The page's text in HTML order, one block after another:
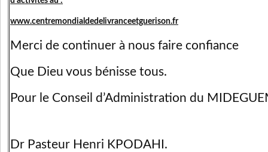
www.centremondialdedelivranceetguerison.fr
Merci de continuer à nous faire confiance
Que Dieu vous bénisse tous.
Pour le Conseil d’Administration du
Dr Pasteur Henri KPODAHI.